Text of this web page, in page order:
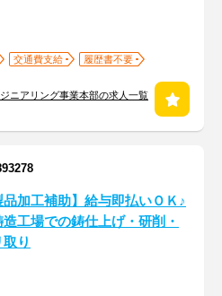
交通費支給
履歴書不要
ニアリング事業本部の求人一覧
品加工補助】給与即払いＯＫ♪
工場での鋳仕上げ・研削・
り